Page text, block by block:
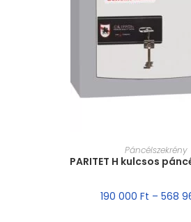
MÉRET
Páncélszekrény
PARITET H kulcsos
190 000 Ft – 568